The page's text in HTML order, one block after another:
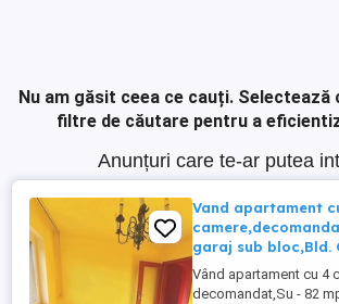
Nu am găsit ceea ce cauți. Selectează
filtre de căutare pentru a
Anunțuri care te-ar putea
Vand apartament
garaj sub bloc,Bld.
Vând apartament cu 4
decomandat,Su - 82